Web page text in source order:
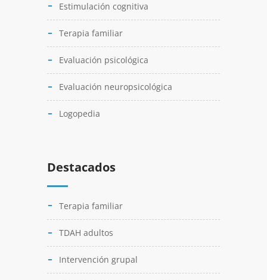
Estimulación cognitiva
Terapia familiar
Evaluación psicológica
Evaluación neuropsicológica
Logopedia
Destacados
Terapia familiar
TDAH adultos
Intervención grupal